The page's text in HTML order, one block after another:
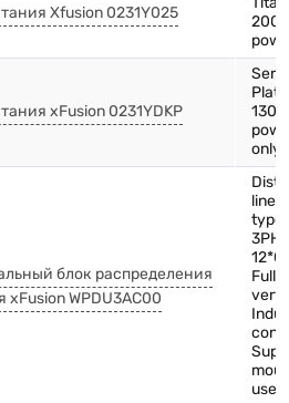
Xfusion 0231Y025
xFusion 0231YDKP
only
блок распределения
xFusion WPDU3AC00
line-
Full
use